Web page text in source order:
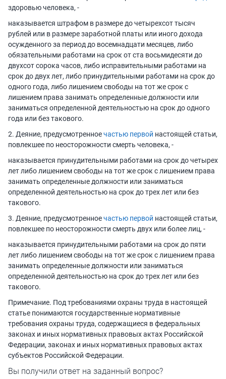
здоровью человека, -
наказывается штрафом в размере до четырехсот тысяч
рублей или в размере заработной платы или иного дохода
осужденного за период до восемнадцати месяцев, либо
обязательными работами на срок от ста восьмидесяти до
двухсот сорока часов, либо исправительными работами на
срок до двух лет, либо принудительными работами на срок до
одного года, либо лишением свободы на тот же срок с
лишением права занимать определенные должности или
заниматься определенной деятельностью на срок до одного
года или без такового.
2. Деяние, предусмотренноечастью первой настоящей статьи,
повлекшее по неосторожности смерть человека, -
наказывается принудительными работами на срок до четырех
лет либо лишением свободы на тот же срок с лишением права
занимать определенные должности или заниматься
определенной деятельностью на срок до трех лет или без
такового.
3. Деяние, предусмотренноечастью первой настоящей статьи,
повлекшее по неосторожности смерть двух или более лиц, -
наказывается принудительными работами на срок до пяти
лет либо лишением свободы на тот же срок с лишением права
занимать определенные должности или заниматься
определенной деятельностью на срок до трех лет или без
такового.
Примечание. Под требованиями охраны труда в настоящей
статье понимаются государственные нормативные
требования охраны труда, содержащиеся в федеральных
законах и иных нормативных правовых актах Российской
Федерации, законах и иных нормативных правовых актах
субъектов Российской Федерации.
Вы получили ответ на заданный вопрос?